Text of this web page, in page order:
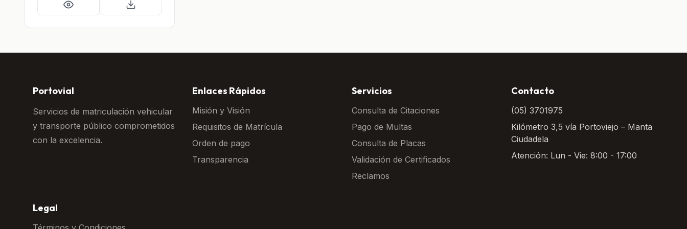
Portovial
Servicios de matriculación vehicular
y transporte público comprometidos
con la excelencia.
Enlaces Rápidos
Misión y Visión
Requisitos de Matrícula
Orden de pago
Transparencia
Servicios
Consulta de Citaciones
Pago de Multas
Consulta de Placas
Validación de Certificados
Reclamos
Contacto
(05) 3701975
Kilómetro 3,5 vía Portoviejo – Manta
Ciudadela
Atención: Lun - Vie: 8:00 - 17:00
Legal